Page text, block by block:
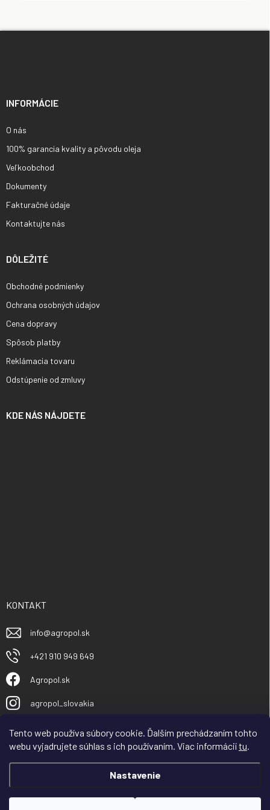
Tento web používa súbory cookie. Ďalším prechádzaním tohto
webu vyjadrujete súhlas s ich používaním. Viac informáciítu.
Nastavenie
Vážený obchodný partner, zákazník, spoločnosť
celozávodnú dovolenku. Objednávky začneme expedovať
INFORMÁCIE
O nás
100% garancia kvality a pôvodu oleja
Veľkoobchod
Dokumenty
Fakturačné údaje
Kontaktujte nás
DÔLEŽITÉ
Obchodné podmienky
Ochrana osobných údajov
Cena dopravy
Spôsob platby
Reklámacia tovaru
Odstúpenie od zmluvy
KDE NÁS NÁJDETE
KONTAKT
info@agropol.sk
+421 910 949 649
Agropol.sk
agropol_slovakia